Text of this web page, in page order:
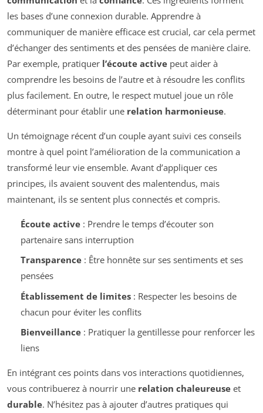
les bases d’une connexion durable. Apprendre à
communiquer de manière efficace est crucial, car cela permet
d’échanger des sentiments et des pensées de manière claire.
Par exemple, pratiquer l’écoute active peut aider à
comprendre les besoins de l’autre et à résoudre les conflits
plus facilement. En outre, le respect mutuel joue un rôle
déterminant pour établir une relation harmonieuse.
Un témoignage récent d’un couple ayant suivi ces conseils
montre à quel point l’amélioration de la communication a
transformé leur vie ensemble. Avant d’appliquer ces
principes, ils avaient souvent des malentendus, mais
maintenant, ils se sentent plus connectés et compris.
Écoute active: Prendre le temps d’écouter son
partenaire sans interruption
Transparence: Être honnête sur ses sentiments et ses
pensées
Établissement de limites: Respecter les besoins de
chacun pour éviter les conflits
Bienveillance: Pratiquer la gentillesse pour renforcer les
liens
En intégrant ces points dans vos interactions quotidiennes,
vous contribuerez à nourrir une relation chaleureuse et
durable. N’hésitez pas à ajouter d’autres pratiques qui